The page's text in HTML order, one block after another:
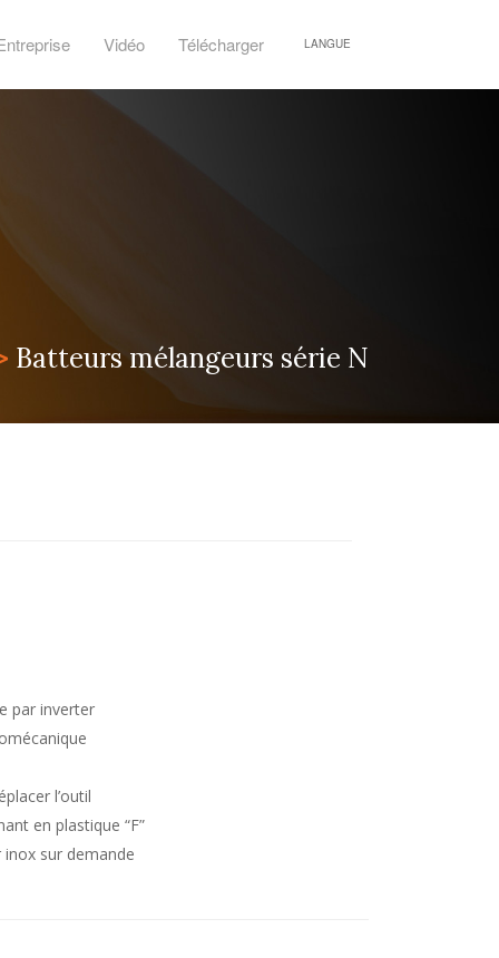
LANGUE
Vidéo Télécharger
Batteurs mélangeurs série N
par inverter
l’outil
en plastique “F”
sur demande